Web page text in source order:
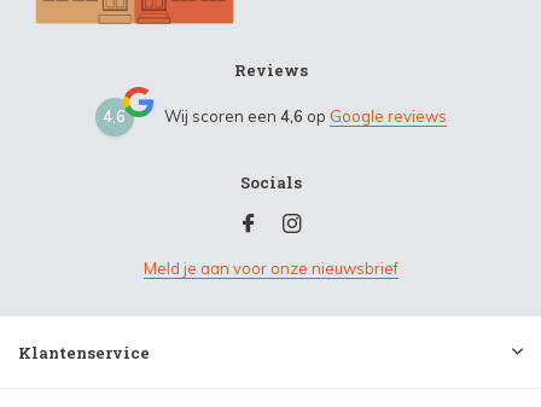
Reviews
4,6 Wij scoren een 4,6 op Google reviews
Socials
Meld je aan voor onze nieuwsbrief
Klantenservice